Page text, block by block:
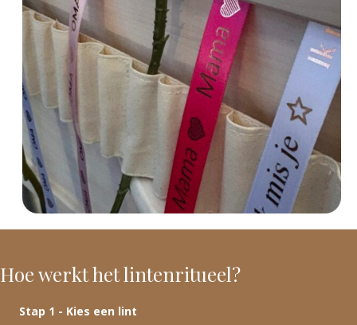
Hoe werkt het lintenritueel?
Stap 1 - Kies een lint